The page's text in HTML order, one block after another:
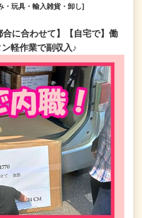
玩具・輸入雑貨・卸し]
に合わせて】【自宅で】働
軽作業で副収入♪